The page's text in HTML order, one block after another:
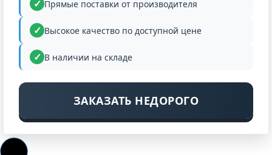
Прямые поставки от производителя
Высокое качество по доступной цене
В наличии на складе
ЗАКАЗАТЬ НЕДОРОГО